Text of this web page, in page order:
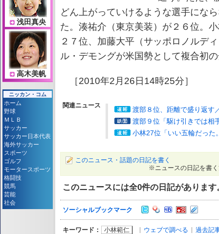
どん上がっていけるような選手にな
た。湊祐介（東京美装）が２６位。
２７位、加藤大平（サッポロノルデ
ル・デモングが米国勢として複合初
［2010年2月26日14時25分］
関連ニュース
渡部８位、距離で盛り返す
渡部９位「駆け引きでは相
小林27位「いい五輪だった
このニュース・話題の日記を書く
※ニュースの日記を書
このニュースには全0件の日記があります
ソーシャルブックマーク
キーワード： 小林範仁 ウェブで調べる 過去記
浅田真央
高木美帆
ニッカン・コム
ホーム
野球
ＭＬＢ
サッカー
サッカー日本代表
海外サッカー
スポーツ
ゴルフ
モータースポーツ
格闘技
競馬
芸能
社会